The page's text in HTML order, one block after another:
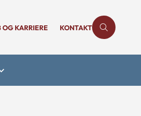
OG KARRIERE KONTAKT